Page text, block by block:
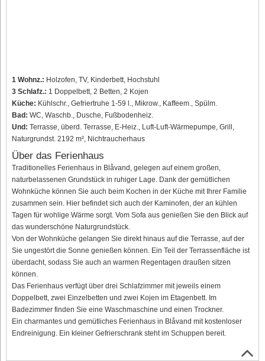
1 Wohnz.: Holzofen, TV, Kinderbett, Hochstuhl
3 Schlafz.: 1 Doppelbett, 2 Betten, 2 Kojen
Küche: Kühlschr., Gefriertruhe 1-59 l., Mikrow., Kaffeem., Spülm.
Bad: WC, Waschb., Dusche, Fußbodenheiz.
Und: Terrasse, überd. Terrasse, E-Heiz., Luft-Luft-Wärmepumpe, Grill,
Naturgrundst. 2192 m², Nichtraucherhaus
Über das Ferienhaus
Traditionelles Ferienhaus in Blåvand, gelegen auf einem großen,
naturbelassenen Grundstück in ruhiger Lage. Dank der gemütlichen
Wohnküche können Sie auch beim Kochen in der Küche mit Ihrer Familie
zusammen sein. Hier befindet sich auch der Kaminofen, der an kühlen
Tagen für wohlige Wärme sorgt. Vom Sofa aus genießen Sie den Blick auf
das wunderschöne Naturgrundstück.
Von der Wohnküche gelangen Sie direkt hinaus auf die Terrasse, auf der
Sie ungestört die Sonne genießen können. Ein Teil der Terrassenfläche ist
überdacht, sodass Sie auch an warmen Regentagen draußen sitzen
können.
Das Ferienhaus verfügt über drei Schlafzimmer mit jeweils einem
Doppelbett, zwei Einzelbetten und zwei Kojen im Etagenbett. Im
Badezimmer finden Sie eine Waschmaschine und einen Trockner.
Ein charmantes und gemütliches Ferienhaus in Blåvand mit kostenloser
Endreinigung. Ein kleiner Gefrierschrank steht im Schuppen bereit.